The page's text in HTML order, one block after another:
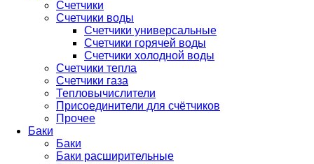
Счетчики
Счетчики воды
Счетчики универсальные
Счетчики горячей воды
Счетчики холодной воды
Счетчики тепла
Счетчики газа
Тепловычислители
Присоединители для счётчиков
Прочее
Баки
Баки
Баки расширительные